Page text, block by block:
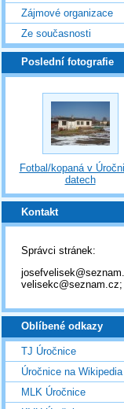
Zájmové organizace
Ze současnosti
Poslední fotografie
Fotbal/kopaná v
datech
Kontakt
Správci stránek:
velisekc@seznam.cz;
Oblíbené odkazy
TJ Úročnice
Úročnice na Wikipedia
MLK Úročnice